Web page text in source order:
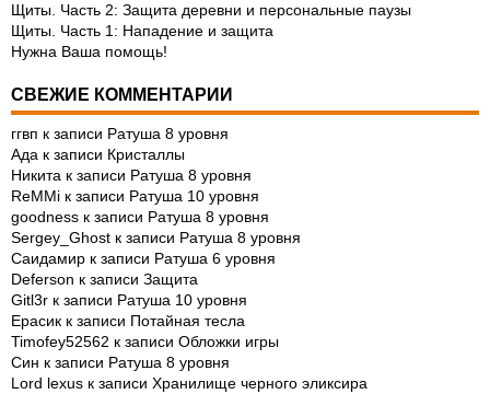
Щиты. Часть 2: Защита деревни и персональные паузы
Щиты. Часть 1: Нападение и защита
Нужна Ваша помощь!
СВЕЖИЕ КОММЕНТАРИИ
ггвп к записи Ратуша 8 уровня
Ада к записи Кристаллы
Никита к записи Ратуша 8 уровня
ReMMi к записи Ратуша 10 уровня
goodness к записи Ратуша 8 уровня
Sergey_Ghost к записи Ратуша 8 уровня
Саидамир к записи Ратуша 6 уровня
Deferson к записи Защита
Gitl3r к записи Ратуша 10 уровня
Ерасик к записи Потайная тесла
Timofey52562 к записи Обложки игры
Син к записи Ратуша 8 уровня
Lord lexus к записи Хранилище черного эликсира